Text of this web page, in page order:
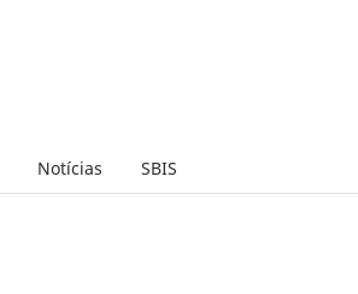
Notícias SBIS